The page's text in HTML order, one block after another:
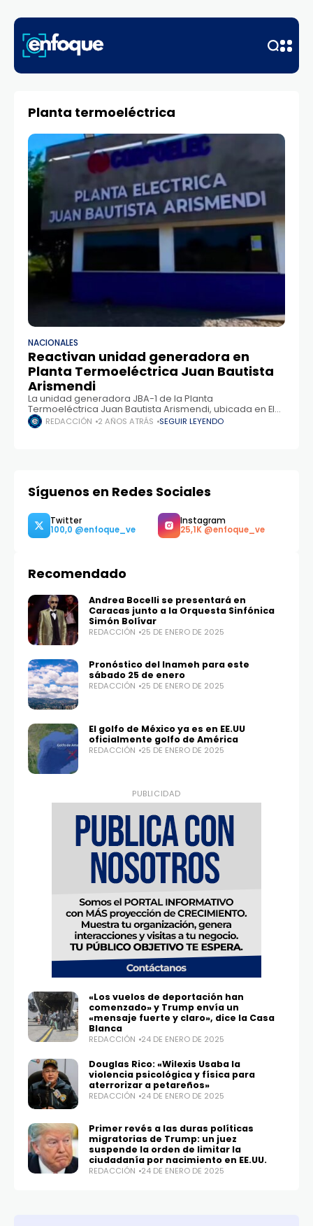
Planta termoeléctrica
NACIONALES
Reactivan unidad generadora en
Planta Termoeléctrica Juan Bautista
Arismendi
La unidad generadora JBA-1 de la Planta
Termoeléctrica Juan Bautista Arismendi, ubicada en El
Guamache, fue reactivada este jueves, gracias a los
esfuerzos conjuntos de Corpoelec y PDVSA. Esta acción
REDACCIÓN 2 AÑOS ATRÁS SEGUIR LEYENDO
Síguenos en Redes Sociales
Twitter
Recomendado
Andrea Bocelli se presentará en
Caracas junto a la Orquesta Sinfónica
Simón Bolívar
REDACCIÓN 25 DE ENERO DE 2025
Pronóstico del Inameh para este
sábado 25 de enero
REDACCIÓN 25 DE ENERO DE 2025
El golfo de México ya es en EE.UU
oficialmente golfo de América
REDACCIÓN 25 DE ENERO DE 2025
PUBLICIDAD
«Los vuelos de deportación han
comenzado» y Trump envía un
«mensaje fuerte y claro», dice la Casa
Blanca
REDACCIÓN 24 DE ENERO DE 2025
Douglas Rico: «Wilexis Usaba la
violencia psicológica y física para
aterrorizar a petareños»
REDACCIÓN 24 DE ENERO DE 2025
Primer revés a las duras políticas
migratorias de Trump: un juez
suspende la orden de limitar la
ciudadanía por nacimiento en EE.UU.
REDACCIÓN 24 DE ENERO DE 2025